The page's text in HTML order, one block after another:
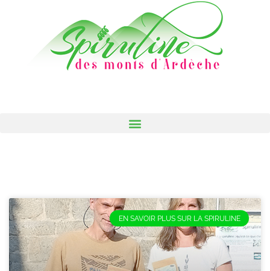
EN SAVOIR PLUS SUR LA SPIRULINE